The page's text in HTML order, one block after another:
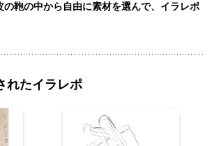
の鞄の中から自由に素材を選んで、イラレポ
れたイラレポ